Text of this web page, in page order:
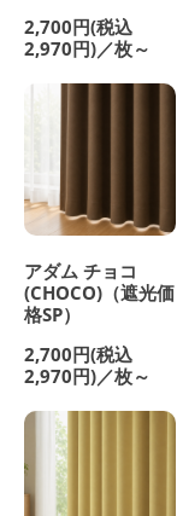
2,700円(税込
2,970円)／枚～
アダム チョコ
(CHOCO)（遮光価
格SP）
2,700円(税込
2,970円)／枚～